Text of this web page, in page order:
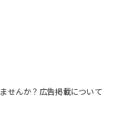
せんか？広告掲載について